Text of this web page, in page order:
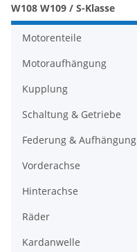
W108 W109 / S-Klasse
Motorenteile
Motoraufhängung
Kupplung
Schaltung & Getriebe
Federung & Aufhängung
Vorderachse
Hinterachse
Räder
Kardanwelle